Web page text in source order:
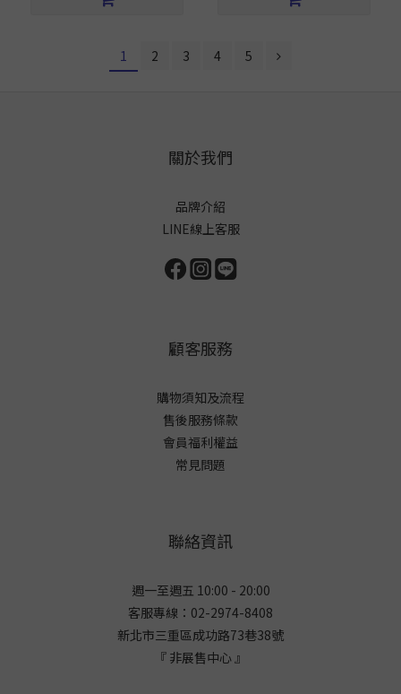
1 2 3 4 5
關於我們
品牌介紹
LINE線上客服
顧客服務
購物須知及流程
售後服務條款
會員福利權益
常見問題
聯絡資訊
週一至週五 10:00 - 20:00
客服專線：02-2974-8408
新北市三重區成功路73巷38號
『 非展售中心 』